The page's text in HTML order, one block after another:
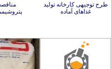
طرح توجیهی کارخانه تولید
غذاهای آماده